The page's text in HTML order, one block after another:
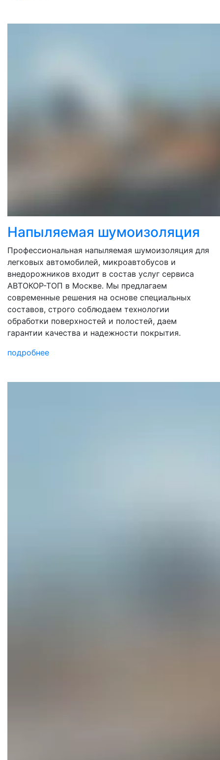
Напыляемая шумоизоляция
Профессиональная напыляемая шумоизоляция для
легковых автомобилей, микроавтобусов и
внедорожников входит в состав услуг сервиса
АВТОКОР-ТОП в Москве. Мы предлагаем
современные решения на основе специальных
составов, строго соблюдаем технологии
обработки поверхностей и полостей, даем
гарантии качества и надежности покрытия.
подробнее